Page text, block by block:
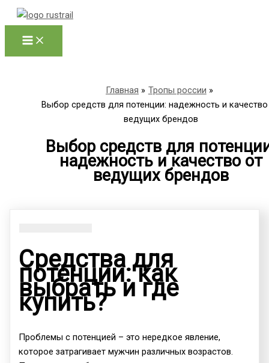
Перейти
к
содержимому
Главная
Тропы россии
Выбор средств для потенции: надежность и
ведущих брендов
Выбор средств для
надежность и качество от
ведущих брендов
Средства для
потенции: как
выбрать и где
купить?
Проблемы с потенцией – это нередкое явление,
которое затрагивает мужчин различных возрастов.